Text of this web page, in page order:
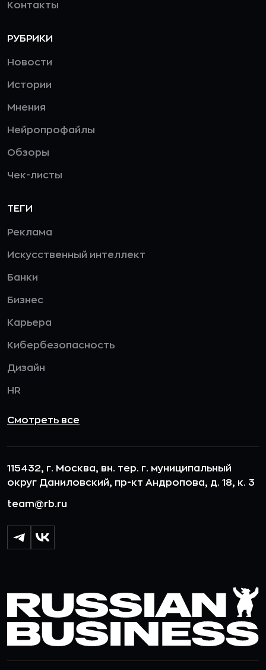
Контакты
РУБРИКИ
Новости
Истории
Мнения
Нейропрофайлы
Обзоры
Чек-листы
ТЕГИ
Реклама
Искусственный интеллект
Банки
Бизнес
Карьера
Кибербезопасность
Дизайн
HR
Смотреть все
115432, г. Москва, вн. тер. г. муниципальный
округ Даниловский, пр-кт Андропова, д. 18, к. 3
team@rb.ru